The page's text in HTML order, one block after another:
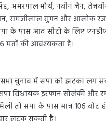
अमरपाल मौर्य, नवीन जैन,
रामजीलाल सुमन और आलोक
के पास आठ सीटों के लिए
मतों की आवश्यकता है।
चुनाव में सपा को झटका लग
विधायक इरफान सोलंकी और
तो सपा के पास मात्र 106 वोट
लटक सकती है।